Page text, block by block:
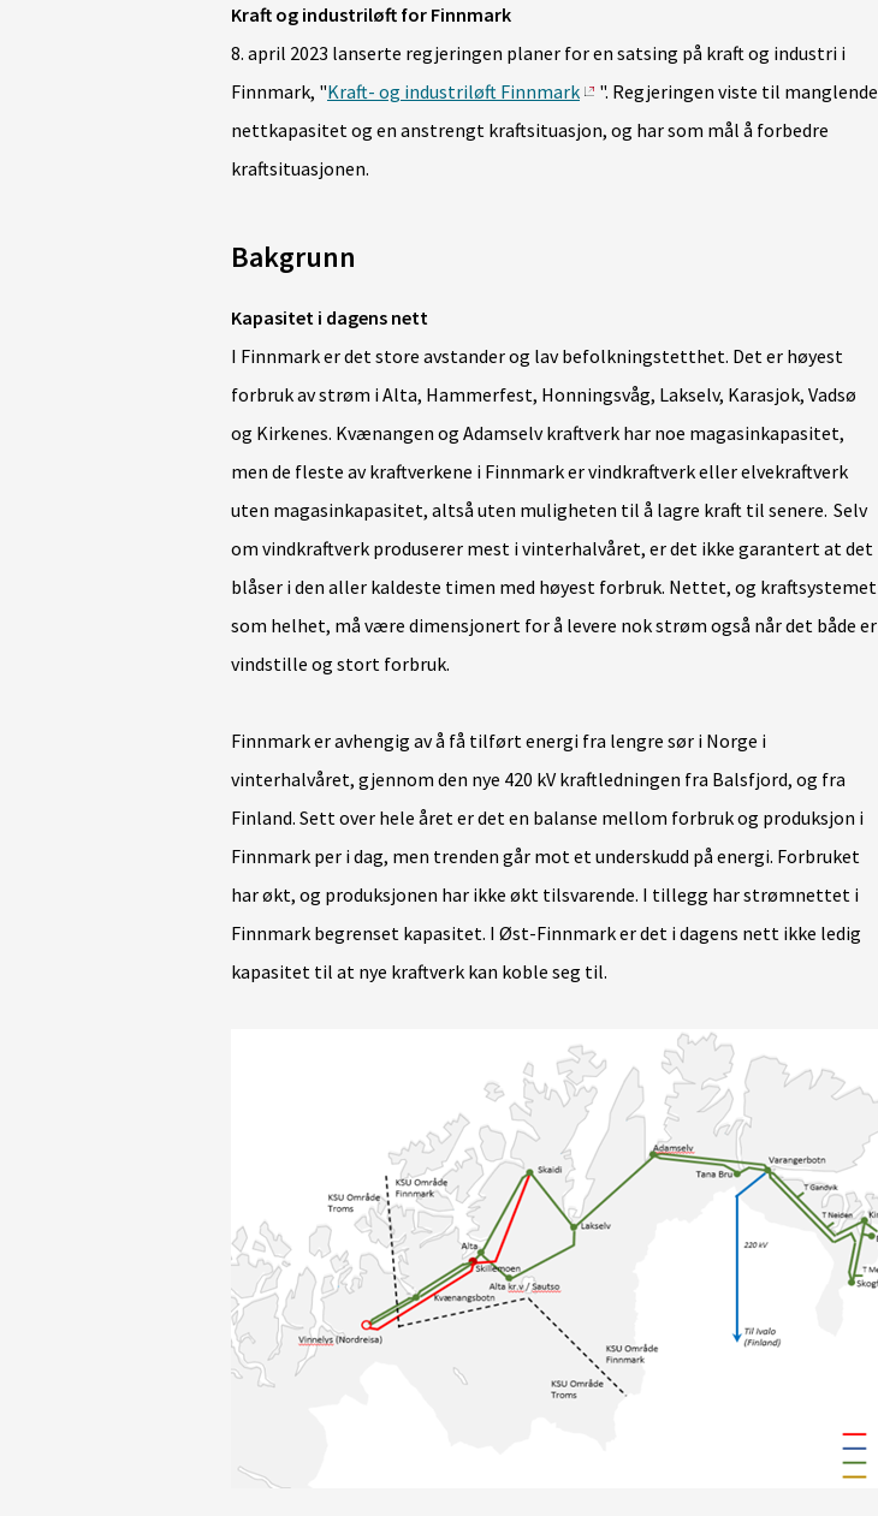
Kraft og industriløft for Finnmark
8. april 2023 lanserte regjeringen planer for en satsing på kraft og industri i
Finnmark, "Kraft- og industriløft Finnmark
". Regjeringen viste til manglende
nettkapasitet og en anstrengt kraftsituasjon, og har som mål å forbedre
kraftsituasjonen.
Bakgrunn
Kapasitet i dagens nett
I Finnmark er det store avstander og lav befolkningstetthet. Det er høyest
forbruk av strøm i Alta, Hammerfest, Honningsvåg, Lakselv, Karasjok, Vadsø
og Kirkenes. Kvænangen og Adamselv kraftverk har noe magasinkapasitet,
men de fleste av kraftverkene i Finnmark er vindkraftverk eller elvekraftverk
uten magasinkapasitet, altså uten muligheten til å lagre kraft til senere. Selv
om vindkraftverk produserer mest i vinterhalvåret, er det ikke garantert at det
blåser i den aller kaldeste timen med høyest forbruk. Nettet, og kraftsystemet
som helhet, må være dimensjonert for å levere nok strøm også når det både er
vindstille og stort forbruk.
Finnmark er avhengig av å få tilført energi fra lengre sør i Norge i
vinterhalvåret, gjennom den nye 420 kV kraftledningen fra Balsfjord, og fra
Finland. Sett over hele året er det en balanse mellom forbruk og produksjon i
Finnmark per i dag, men trenden går mot et underskudd på energi. Forbruket
har økt, og produksjonen har ikke økt tilsvarende. I tillegg har strømnettet i
Finnmark begrenset kapasitet. I Øst-Finnmark er det i dagens nett ikke ledig
kapasitet til at nye kraftverk kan koble seg til.